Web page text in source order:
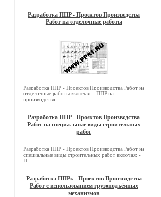
Разработка ППР - Проектов Производства
Работ на отделочные работы
Разработка ППР - Проектов Производства Работ на
отделочные работы включая: - ППР на
производство...
Разработка ППР - Проектов Производства
Работ на специальные виды строительных
работ
Разработка ППР - Проектов Производства Работ на
специальные виды строительных работ включая: -
П...
Разработка ППРк - Проектов Производства
Работ с использованием грузоподъёмных
механизмов